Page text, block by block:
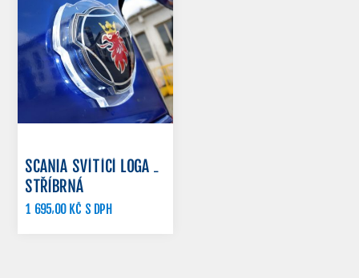
SCANIA SVÍTÍCÍ LOGA -
STŘÍBRNÁ
1 695,00 KČ S DPH